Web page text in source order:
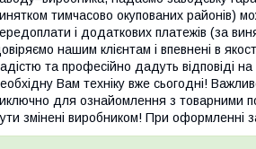
тимчасово окупованих районів)
і додаткових платежів (за
нашим клієнтам і впевнені в
та професійно дадуть відповіді
Вам техніку вже сьогодні!
для ознайомлення з товарними
змінені виробником! При оформленні